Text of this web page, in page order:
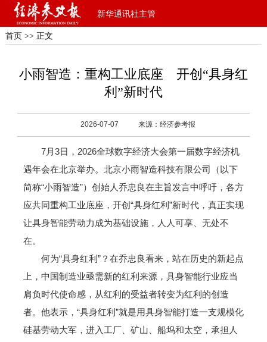
新华通讯社主管
首页 >> 正文
小雨智造：重构工业底座 开创“具身红
利”新时代
2026-07-07 来源：经济参考报
7月3日，2026全球数字经济大会第一届数字经济机
遇年会在北京举办。北京小雨智造科技有限公司（以下
简称“小雨智造”）创始人乔忠良在主旨发言中呼吁，各方
应共同重构工业底座，开创“具身红利”新时代，真正实现
让具身智能劳动力成为基础设施，人人可享、无处不
在。
何为“具身红利”？在乔忠良看来，站在历史的新起点
上，中国制造业亟需新的红利来源，具身智能行业应当
肩负时代使命感，从红利的受益者转变为红利的创造
者。他表示，“具身红利”就是用具身智能打造一支规模化
硅基劳动大军，进入工厂、矿山、船坞和太空，承担人